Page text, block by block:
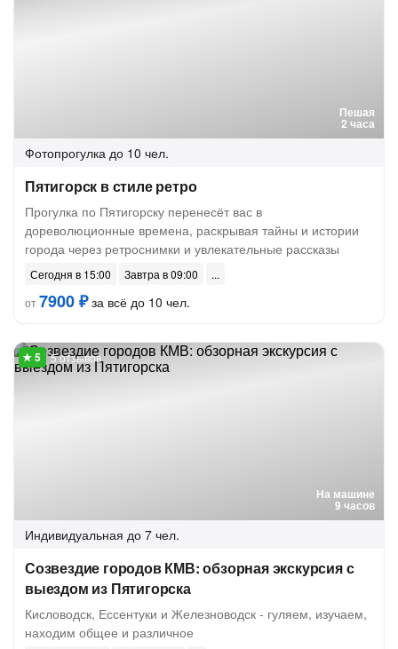
Пешая
2 часа
Фотопрогулка до 10 чел.
Пятигорск в стиле ретро
Прогулка по Пятигорску перенесёт вас в
дореволюционные времена, раскрывая тайны и истории
города через ретроснимки и увлекательные рассказы
Сегодня в 15:00
Завтра в 09:00
от7900 ₽за всё до 10 чел.
На машине
9 часов
5 отзывов
Индивидуальная до 7 чел.
Созвездие городов КМВ: обзорная экскурсия с
выездом из Пятигорска
Кисловодск, Ессентуки и Железноводск - гуляем, изучаем,
находим общее и различное